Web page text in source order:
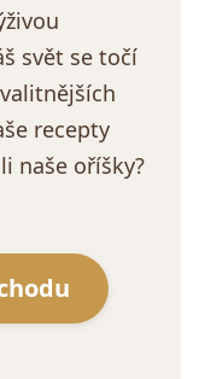
recepty
naše oříšky?